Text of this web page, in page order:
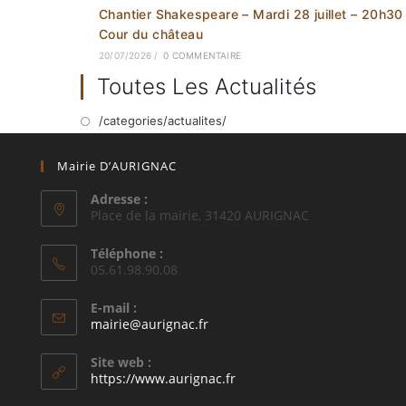
Chantier Shakespeare – Mardi 28 juillet – 20h30
Cour du château
20/07/2026 / 0 COMMENTAIRE
Toutes Les Actualités
/categories/actualites/
Mairie D’AURIGNAC
Adresse :
Place de la mairie, 31420 AURIGNAC
Téléphone :
05.61.98.90.08
E-mail :
mairie@aurignac.frS’ouvre
application
Site web :
https://www.aurignac.fr